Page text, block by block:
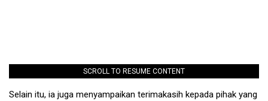
SCROLL TO RESUME CONTENT
Selain itu, ia juga menyampaikan terimakasih kepada pihak yang